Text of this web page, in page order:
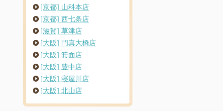
[京都] 山科本店
[京都] 西七条店
[滋賀] 草津店
[大阪] 門真大橋店
[大阪] 箕面店
[大阪] 豊中店
[大阪] 寝屋川店
[大阪] 北山店